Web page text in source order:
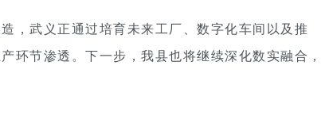
，武义正通过培育未来工厂、数字化车间以及推
环节渗透。下一步，我县也将继续深化数实融合，